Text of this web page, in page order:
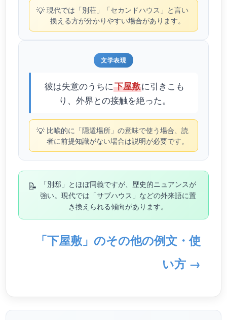
💡 現代では「別荘」「セカンドハウス」と言い
換える方が分かりやすい場合があります。
文学表現
彼は失意のうちに下屋敷に引きこも
り、外界との接触を絶った。
💡 比喩的に「隠遁場所」の意味で使う場合、読
者に前提知識がない場合は説明が必要です。
📝
「別邸」とほぼ同義ですが、歴史的ニュアンスが
強い。現代では「サブハウス」などの外来語に置
き換えられる傾向があります。
「下屋敷」のその他の例文・使
い方 →